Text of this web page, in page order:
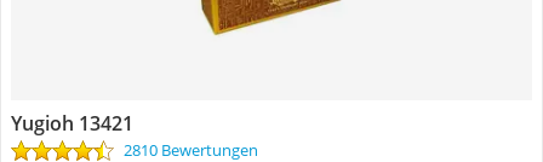
Yugioh 13421
2810 Bewertungen